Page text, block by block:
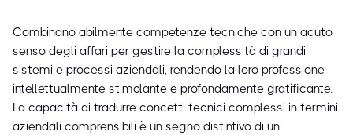
Combinano abilmente competenze tecniche con un acuto
senso degli affari per gestire la complessità di grandi
sistemi e processi aziendali, rendendo la loro professione
intellettualmente stimolante e profondamente gratificante.
La capacità di tradurre concetti tecnici complessi in termini
aziendali comprensibili è un segno distintivo di un